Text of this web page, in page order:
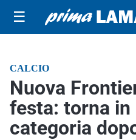
☰
CALCIO
Nuova
festa: torna in
categoria